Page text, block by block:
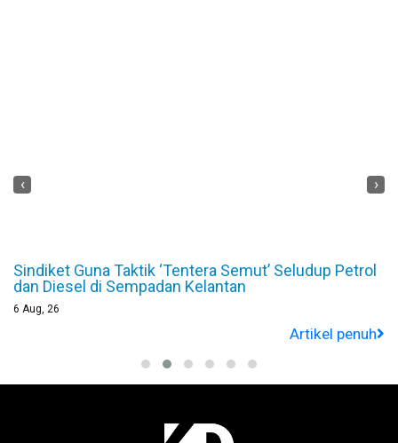
Sindiket Guna Taktik ‘Tentera Semut’ Seludup Petrol
dan Diesel di Sempadan Kelantan
6 Aug, 26
Artikel penuh
‹ ›